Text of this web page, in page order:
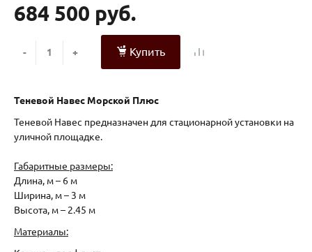
684 500 руб.
- + Купить
Теневой Навес Морской Плюс
Теневой Навес предназначен для стационарной установки на
уличной площадке.
Габаритные размеры:
Длина, м – 6 м
Ширина, м – 3 м
Высота, м – 2.45 м
Материалы: